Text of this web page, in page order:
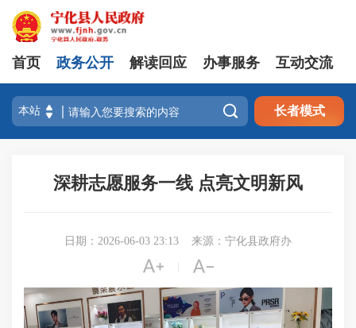
首页 政务公开 解读回应 办事服务 互动交流
 长者模式
深耕志愿服务一线 点亮文明新风
日期：2026-06-03 23:13 来源：宁化县政府办
 